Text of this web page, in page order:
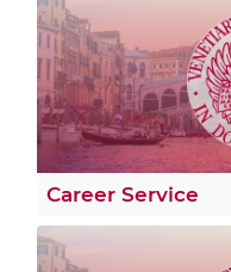
Career Service